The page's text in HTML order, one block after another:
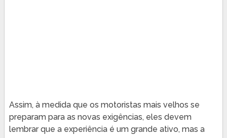
Assim, à medida que os motoristas mais velhos se
preparam para as novas exigências, eles devem
lembrar que a experiência é um grande ativo, mas a